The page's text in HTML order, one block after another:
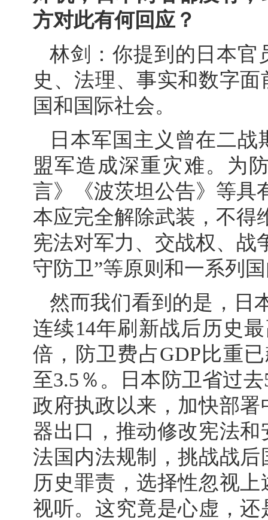
方对此有何回应？
林剑：你提到的日本官
史、法理、事实和数字
国和国际社会。
日本军国主义曾在二
盟军造成深重灾难。为
言》《波茨坦公告》等具
本应完全解除武装，不得
宪法对军力、交战权、战
守防卫”等原则和一系列
然而我们看到的是，日
连续14年刷新战后历史
倍，防卫费占GDP比重
至3.5％。日本防卫省过
政府执政以来，加快部
器出口，推动修改宪法
法国内法规制，挑战战
历史罪责，选择性忽视
视听。这究竟是心虚，